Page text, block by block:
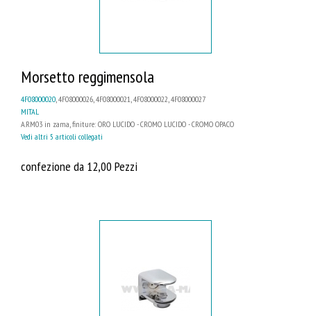
Morsetto reggimensola
4F08000020 , 4F08000026, 4F08000021, 4F08000022, 4F08000027
MITAL
A.RM03 in zama, finiture: ORO LUCIDO - CROMO LUCIDO - CROMO OPACO
Vedi altri 5 articoli collegati
confezione da 12,00 Pezzi